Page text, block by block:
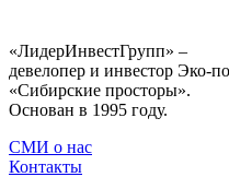
«ЛидерИнвестГрупп» –
девелопер и инвестор Эко-
«Сибирские просторы».
Основан в 1995 году.
СМИ о нас
Контакты